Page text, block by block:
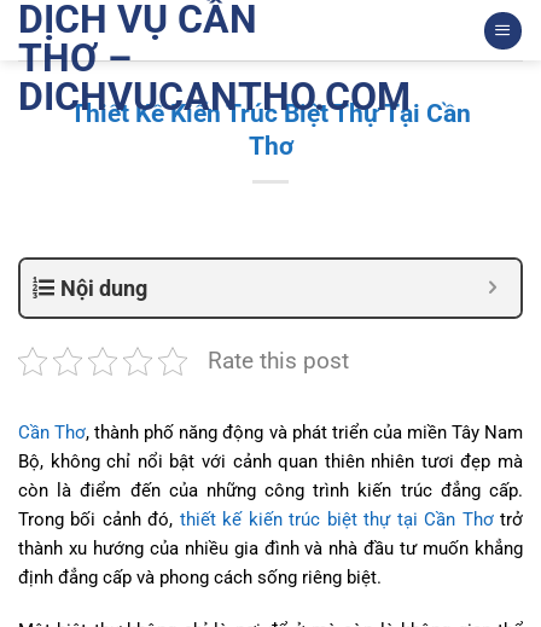
qua
dung
DỊCH VỤ CẦN
THƠ –
DICHVUCANTHO.COM
Thiết Kế Kiến Trúc Biệt Thự Tại Cần
Thơ
Nội dung
Rate this post
Cần Thơ, thành phố năng động và phát triển của miền Tây Nam
Bộ, không chỉ nổi bật với cảnh quan thiên nhiên tươi đẹp mà
còn là điểm đến của những công trình kiến trúc đẳng cấp.
Trong bối cảnh đó, thiết kế kiến trúc biệt thự tại Cần Thơtrở
thành xu hướng của nhiều gia đình và nhà đầu tư muốn khẳng
định đẳng cấp và phong cách sống riêng biệt.